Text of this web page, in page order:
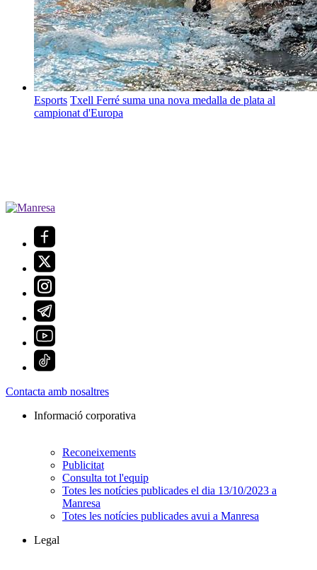
Esports Txell Ferré suma una nova medalla de plata al
campionat d'Europa
Contacta amb nosaltres
Informació corporativa
Reconeixements
Publicitat
Consulta tot l'equip
Totes les notícies publicades el dia 13/10/2023 a
Manresa
Totes les notícies publicades avui a Manresa
Legal